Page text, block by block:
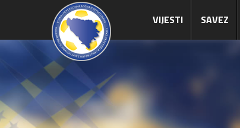
VIJESTI SAVEZ